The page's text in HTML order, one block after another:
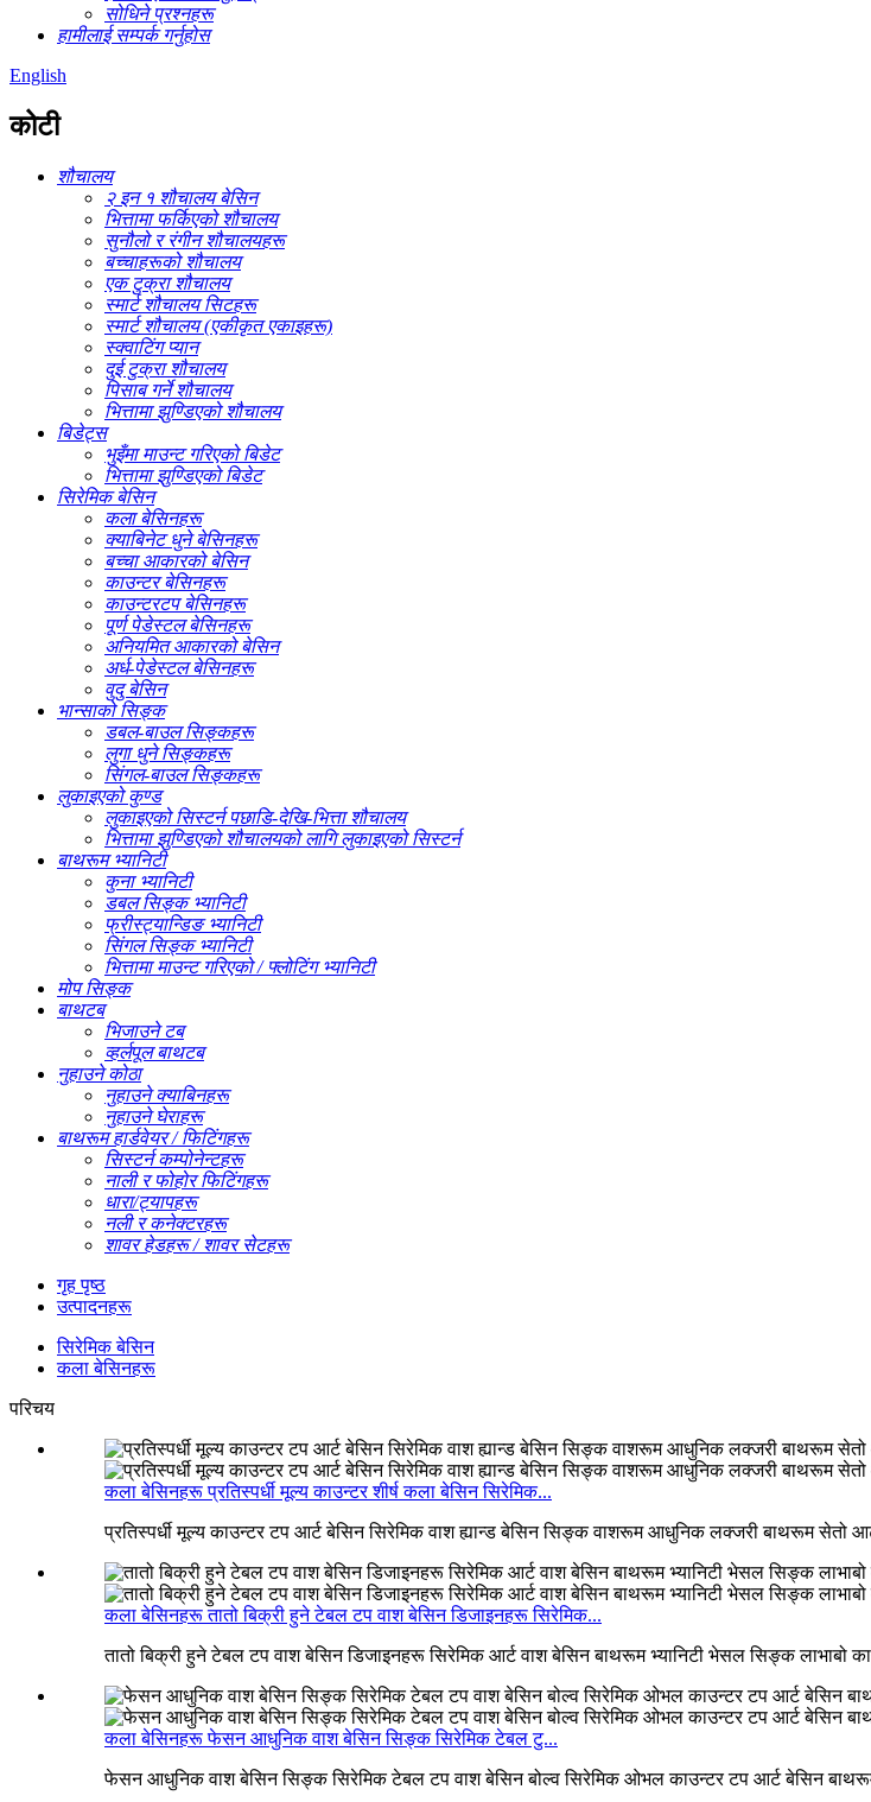
सोधिने प्रश्नहरू
हामीलाई सम्पर्क गर्नुहोस
English
कोटी
शौचालय
२ इन १ शौचालय बेसिन
भित्तामा फर्किएको शौचालय
सुनौलो र रंगीन शौचालयहरू
बच्चाहरूको शौचालय
एक टुक्रा शौचालय
स्मार्ट शौचालय सिटहरू
स्मार्ट शौचालय (एकीकृत एकाइहरू)
स्क्वाटिंग प्यान
दुई टुक्रा शौचालय
पिसाब गर्ने शौचालय
भित्तामा झुण्डिएको शौचालय
बिडेट्स
भुइँमा माउन्ट गरिएको बिडेट
भित्तामा झुण्डिएको बिडेट
सिरेमिक बेसिन
कला बेसिनहरू
क्याबिनेट धुने बेसिनहरू
बच्चा आकारको बेसिन
काउन्टर बेसिनहरू
काउन्टरटप बेसिनहरू
पूर्ण पेडेस्टल बेसिनहरू
अनियमित आकारको बेसिन
अर्ध-पेडेस्टल बेसिनहरू
वुदु बेसिन
भान्साको सिङ्क
डबल-बाउल सिङ्कहरू
लुगा धुने सिङ्कहरू
सिंगल-बाउल सिङ्कहरू
लुकाइएको कुण्ड
लुकाइएको सिस्टर्न पछाडि-देखि-भित्ता शौचालय
भित्तामा झुण्डिएको शौचालयको लागि लुकाइएको सिस्टर्न
बाथरूम भ्यानिटी
कुना भ्यानिटी
डबल सिङ्क भ्यानिटी
फ्रीस्ट्यान्डिङ भ्यानिटी
सिंगल सिङ्क भ्यानिटी
भित्तामा माउन्ट गरिएको / फ्लोटिंग भ्यानिटी
मोप सिङ्क
बाथटब
भिजाउने टब
व्हर्लपूल बाथटब
नुहाउने कोठा
नुहाउने क्याबिनहरू
नुहाउने घेराहरू
बाथरूम हार्डवेयर / फिटिंगहरू
सिस्टर्न कम्पोनेन्टहरू
नाली र फोहोर फिटिंगहरू
धारा/ट्यापहरू
नली र कनेक्टरहरू
शावर हेडहरू / शावर सेटहरू
गृह पृष्ठ
उत्पादनहरू
सिरेमिक बेसिन
कला बेसिनहरू
परिचय
कला बेसिनहरू प्रतिस्पर्धी मूल्य काउन्टर शीर्ष कला बेसिन सिरेमिक...
प्रतिस्पर्धी मूल्य काउन्टर टप आर्ट बेसिन सिरेमिक वाश ह्यान्ड बेसिन सिङ्क वाशरूम आधुनिक लक्जरी बाथरूम सेतो
कला बेसिनहरू तातो बिक्री हुने टेबल टप वाश बेसिन डिजाइनहरू सिरेमिक...
तातो बिक्री हुने टेबल टप वाश बेसिन डिजाइनहरू सिरेमिक आर्ट वाश बेसिन बाथरूम भ्यानिटी भेसल सिङ्क लाभाबो
कला बेसिनहरू फेसन आधुनिक वाश बेसिन सिङ्क सिरेमिक टेबल टु...
फेसन आधुनिक वाश बेसिन सिङ्क सिरेमिक टेबल टप वाश बेसिन बोल्व सिरेमिक ओभल काउन्टर टप आर्ट बेसिन